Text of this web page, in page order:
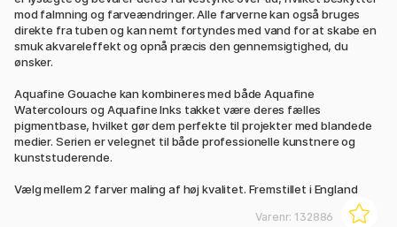
mod falmning og farveændringer. Alle farverne kan også bruges
direkte fra tuben og kan nemt fortyndes med vand for at skabe en
smuk akvareleffekt og opnå præcis den gennemsigtighed, du
ønsker.
Aquafine Gouache kan kombineres med både Aquafine
Watercolours og Aquafine Inks takket være deres fælles
pigmentbase, hvilket gør dem perfekte til projekter med blandede
medier. Serien er velegnet til både professionelle kunstnere og
kunststuderende.
Vælg mellem 2 farver maling af høj kvalitet. Fremstillet i England
Varenr: 132886